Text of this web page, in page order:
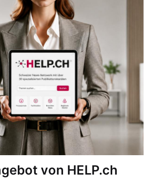
von HELP.ch